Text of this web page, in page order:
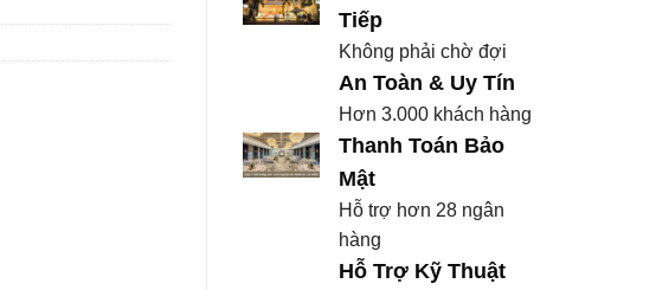
Tiếp
Không phải chờ đợi
An Toàn & Uy Tín
Hơn 3.000 khách hàng
Thanh Toán Bảo
Mật
Hỗ trợ hơn 28 ngân
hàng
Hỗ Trợ Kỹ Thuật